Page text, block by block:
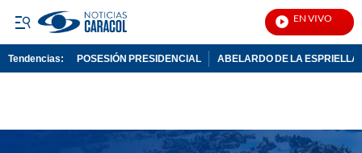
EN VIVO
Tendencias: POSESIÓN PRESIDENCIAL ABELARDO DE LA ESPRIELLA